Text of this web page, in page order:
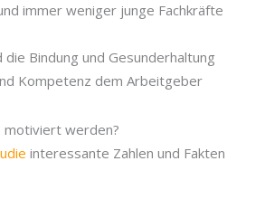
immer weniger junge Fachkräfte
Bindung und Gesunderhaltung
Kompetenz dem Arbeitgeber
motiviert werden?
interessante Zahlen und Fakten